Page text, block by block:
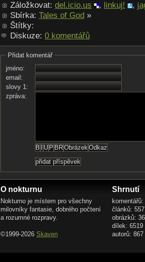
Záložkovat: del.icio.us , linkuj! ,
Sbírka: Tales of God »
Štítky:
Diskuze: 0 komentářů
Přidat komentář
jméno:
email:
slovy 1:
zpráva:
O nokturnu
Nokturno je místem pro všechny
milovníky fantasie, dobrého počtení
a rozumné rozpravy.
©1999-2026 Skaven
Shrnutí
článků: 557
obrázků:
dílek: 6519
autorů: 867